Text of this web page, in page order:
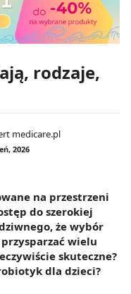
rodzaje,
medicare.pl
2026
na przestrzeni
do szerokiej
że wybór
wielu
skuteczne?
dla dzieci?